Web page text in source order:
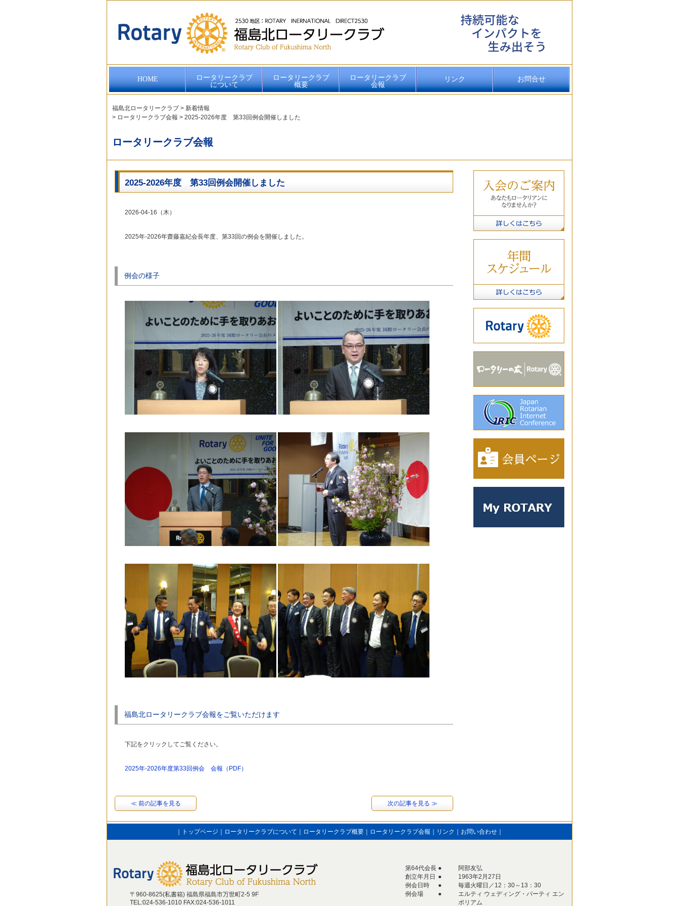
HOME
ロータリークラブ
について
ロータリークラブ
概要
ロータリークラブ
会報
リンク お問合せ
福島北ロータリークラブ > 新着情報
> ロータリークラブ会報 > 2025-2026年度 第33回例会開催しました
ロータリークラブ会報
2025-2026年度 第33回例会開催しました
2026-04-16（木）
2025年-2026年齋藤嘉紀会長年度、第33回の例会を開催しました。
例会の様子
福島北ロータリークラブ会報をご覧いただけます
下記をクリックしてご覧ください。
2025年-2026年度第33回例会 会報（PDF）
≪ 前の記事を見る 次の記事を見る ≫
トップページ ロータリークラブについて ロータリークラブ概要 ロータリークラブ会報 リンク お問い合わせ
〒960-8625(私書箱) 福島県福島市万世町2‐5 9F
TEL:024-536-1010 FAX:024-536-1011
第64代会長 ●
阿部友弘
創立年月日
●
1963年2月27日
例会日時
●
毎週火曜日／12：30～13：30
例会場
●
エルティ ウェディング・パーティ エン
ポリアム